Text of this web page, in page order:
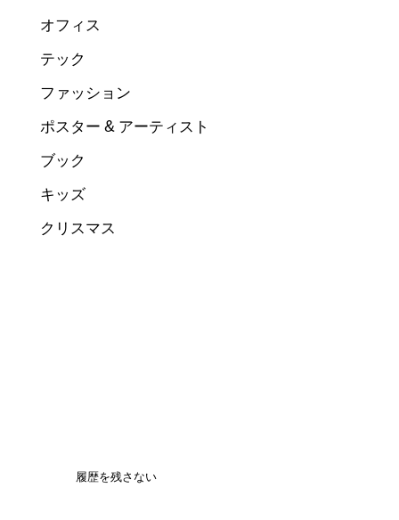
オフィス
テック
ファッション
ポスター & アーティスト
ブック
キッズ
クリスマス
履歴を残さない